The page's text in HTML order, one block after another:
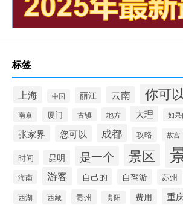
标签
上海 中国 丽江 云南 你可以
南京 厦门 古镇 地方 大理 如果
张家界 您可以 成都 攻略 故宫
时间 昆明 是一个 景区
海南 游客 自己的 自驾游 苏州
西湖 西藏 贵州 贵阳 费用 重